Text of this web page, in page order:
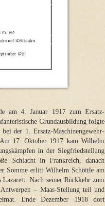
am 4. Januar 1917 zum Ersatz-
Grundausbildung folgte
der 1. Ersatz-Maschinengewehr-
17. Oktober 1917 kam Wilhelm
in der Siegfriedstellung
Schlacht in Frankreich, danach
Somme erlitt Wilhelm Schöttle am
Nach seiner Rückkehr zum
– Maas-Stellung teil und
Ende Dezember 1918 dort